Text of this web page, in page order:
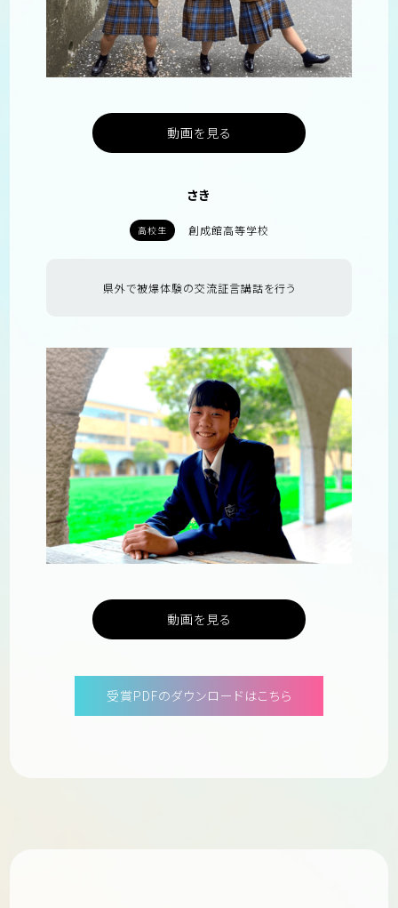
動画を見る
さき
高校生 創成館高等学校
県外で被爆体験の交流証言講話を行う
動画を見る
受賞PDFのダウンロードはこちら